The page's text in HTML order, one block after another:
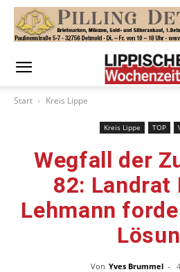
Start Kreis Lippe
Kreis Lippe TOP
Wegfall der
82: Landrat
Lehmann
Von Yves Brummel -